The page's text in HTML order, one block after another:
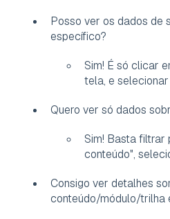
Posso ver os dados de
específico?
Sim! É só clicar
tela, e
Quero ver só dados
Sim! Basta filtrar
conteúdo",
Consigo ver detalhes
conteúdo/módulo/trilha